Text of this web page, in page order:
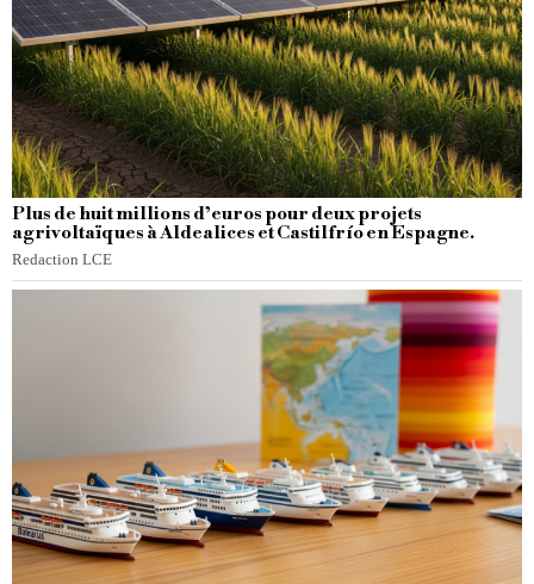
Plus de huit millions d’euros pour deux projets
agrivoltaïques à Aldealices et Castilfrío en Espagne.
Redaction LCE